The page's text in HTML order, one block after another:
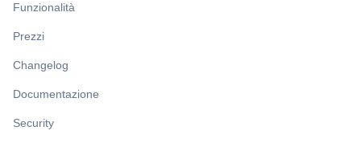
Funzionalità
Prezzi
Changelog
Documentazione
Security